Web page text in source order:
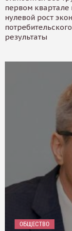
первом квартале
нулевой рост
результаты
ОБЩЕСТВО